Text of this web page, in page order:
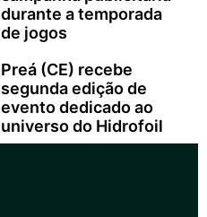
durante a temporada
de jogos
Preá (CE) recebe
segunda edição de
evento dedicado ao
universo do Hidrofoil